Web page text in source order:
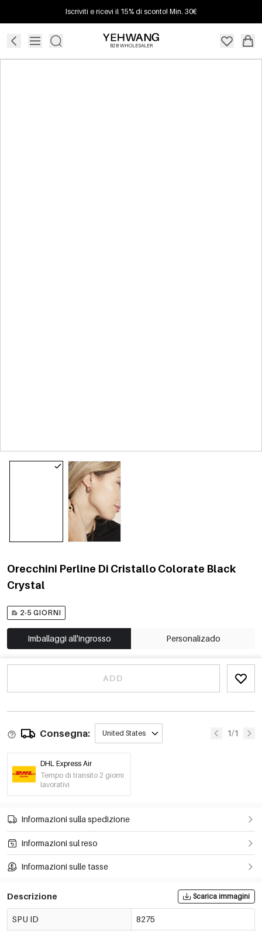
Iscriviti e ricevi il 15% di sconto! Min. 30€
B2B WHOLESALER
Orecchini Perline Di Cristallo Colorate Black
Crystal
2-5 GIORNI
Imballaggi all'ingrosso Personalizado
ADD
Consegna: United States 1/1
DHL Express Air
Tempo di transito 2 giorni
lavorativi
Informazioni sulla spedizione
Informazioni sul reso
Informazioni sulle tasse
Descrizione Scarica immagini
SPU ID 8275